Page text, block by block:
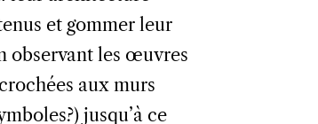
et gommer leur
observant les œuvres
aux murs
jusqu’à ce